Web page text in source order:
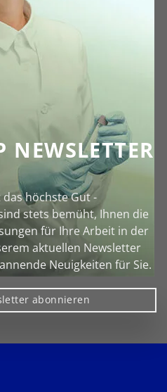
NEWSLETTER
höchste Gut -
stets bemüht, Ihnen die
für Ihre Arbeit in der
aktuellen Newsletter
Neuigkeiten für Sie.
abonnieren